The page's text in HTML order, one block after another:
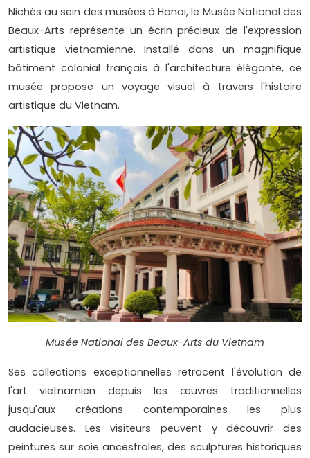
Nichés au sein des musées à Hanoï, le Musée National des
Beaux-Arts représente un écrin précieux de l'expression
artistique vietnamienne. Installé dans un magnifique
bâtiment colonial français à l'architecture élégante, ce
musée propose un voyage visuel à travers l'histoire
artistique du Vietnam.
Musée National des Beaux-Arts du Vietnam
Ses collections exceptionnelles retracent l'évolution de
l'art vietnamien depuis les œuvres traditionnelles
jusqu'aux créations contemporaines les plus
audacieuses. Les visiteurs peuvent y découvrir des
peintures sur soie ancestrales, des sculptures historiques